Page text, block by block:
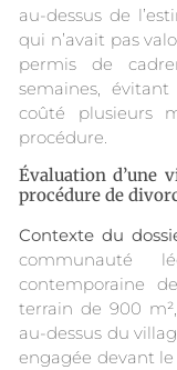
au-dessus de
qui n’avait pas
permis de
semaines,
coûté plusieurs
procédure.
Évaluation d’une
procédure de
Contexte du
communauté
contemporaine
terrain de 900
au-dessus du
engagée devant le